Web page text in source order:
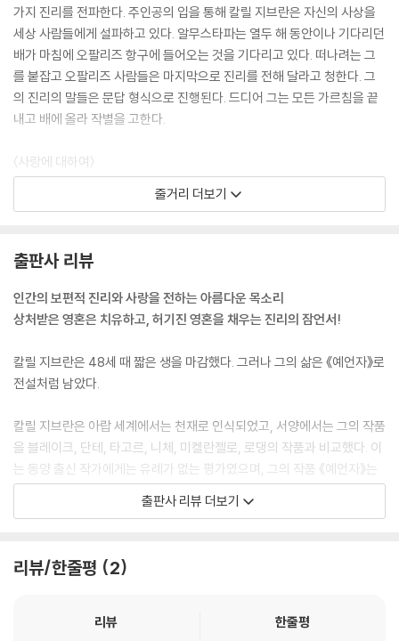
가지 진리를 전파한다. 주인공의 입을 통해 칼릴 지브란은 자신의 사상을
세상 사람들에게 설파하고 있다. 알무스타파는 열두 해 동안이나 기다리던
배가 마침에 오팔리즈 항구에 들어오는 것을 기다리고 있다. 떠나려는 그
를 붙잡고 오팔리즈 사람들은 마지막으로 진리를 전해 달라고 청한다. 그
의 진리의 말들은 문답 형식으로 진행된다. 드디어 그는 모든 가르침을 끝
내고 배에 올라 작별을 고한다.
〈사랑에 대하여〉
사랑의 날개가 그대들을 감싸거든 몸을 내맡기십시오.
날개깃 속에 숨겨진 칼이 그대들을 찌른다 하여도.
그 목소리가 그대들의 꿈을 산산조각낸다 하여도.
(중략)
사랑은 저 자신 외에는 아무것도 주지 않으며,
사랑은 저 자신 외에는 아무것도 취하지 않습니다.
사랑은 소유하지 않으며 소유되지도 않습니다.
사랑은 다만 사랑으로 충분하기 때문입니다.
〈기쁨과 슬픔에 대하여〉
그대들이 기쁠 때 마음속 깊은 곳을 들여다보십시오.
그대들에게 슬픔을 주었던 그것이 지금은 기쁨을 주고 있음을 깨달을 것입
니다.
그대들이 슬플 때도 마음속을 들여다보십시오.
진정 그대들은 한때 기쁨이었던 그것으로 지금 눈물을 흘리고 있음을 깨달
(중략)
그러니 보물을 지키는 자가 금과 은의 무게를 달기 위해 그대들을 들어 올
줄거리 더보기
출판사 리뷰
인간의 보편적 진리와 사랑을 전하는 아름다운 목소리
상처받은 영혼은 치유하고, 허기진 영혼을 채우는 진리의 잠언서!
칼릴 지브란은 48세 때 짧은 생을 마감했다. 그러나 그의 삶은 《예언자》로
전설처럼 남았다.
칼릴 지브란은 아랍 세계에서는 천재로 인식되었고, 서양에서는 그의 작품
을 블레이크, 단테, 타고르, 니체, 미켈란젤로, 로댕의 작품과 비교했다. 이
는 동양 출신 작가에게는 유례가 없는 평가였으며, 그의 작품 《예언자》는
미국과 영국을 대표하는 시인, 엘리엇과 예이츠의 작품에 이어 20세기를
대표하는 시집으로 평가된다.
를 통해 새로운 세계를 창조했기 때문이다. 더욱 놀라운 것은 약 2만 단어
고쳐 쓰고 다듬었다. 출판 직전에도 다섯 번인가 고쳐 쓴 다음에야 비로소
출판사 리뷰 더보기
리뷰/한줄평 2
리뷰 한줄평